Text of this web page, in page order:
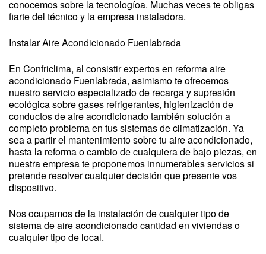
conocemos sobre la tecnologíoa. Muchas veces te obligas
fiarte del técnico y la empresa instaladora.
Instalar Aire Acondicionado Fuenlabrada
En Confriclima, al consistir expertos en reforma aire
acondicionado Fuenlabrada, asimismo te ofrecemos
nuestro servicio especializado de recarga y supresión
ecológica sobre gases refrigerantes, higienización de
conductos de aire acondicionado también solución a
completo problema en tus sistemas de climatización. Ya
sea a partir el mantenimiento sobre tu aire acondicionado,
hasta la reforma o cambio de cualquiera de bajo piezas, en
nuestra empresa te proponemos innumerables servicios si
pretende resolver cualquier decisión que presente vos
dispositivo.
Nos ocupamos de la instalación de cualquier tipo de
sistema de aire acondicionado cantidad en viviendas o
cualquier tipo de local.